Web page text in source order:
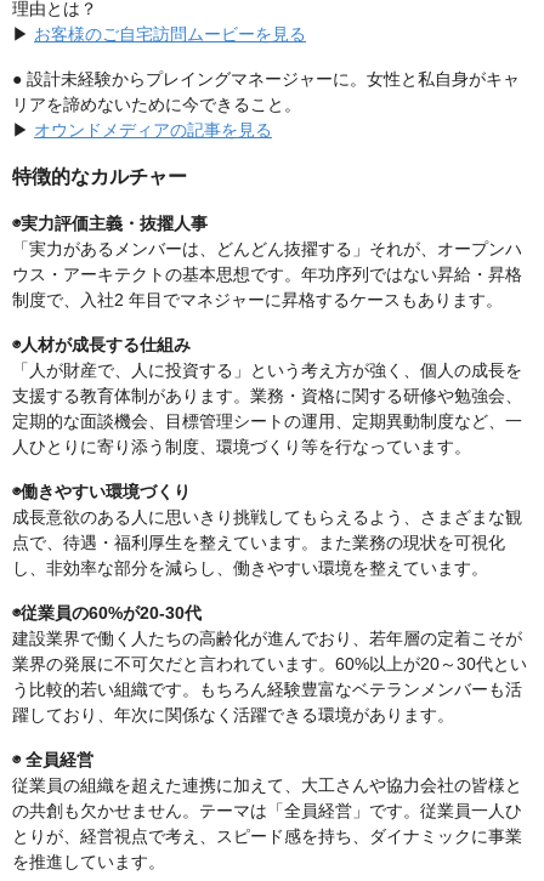
理由とは？
▶︎ お客様のご自宅訪問ムービーを見る
● 設計未経験からプレイングマネージャーに。女性と私自身がキャ
リアを諦めないために今できること。
▶︎ オウンドメディアの記事を見る
特徴的なカルチャー
◉実力評価主義・抜擢人事
「実力があるメンバーは、どんどん抜擢する」それが、オープンハ
ウス・アーキテクトの基本思想です。年功序列ではない昇給・昇格
制度で、入社2 年目でマネジャーに昇格するケースもあります。
◉人材が成長する仕組み
「人が財産で、人に投資する」という考え方が強く、個人の成長を
支援する教育体制があります。業務・資格に関する研修や勉強会、
定期的な面談機会、目標管理シートの運用、定期異動制度など、一
人ひとりに寄り添う制度、環境づくり等を行なっています。
◉働きやすい環境づくり
成長意欲のある人に思いきり挑戦してもらえるよう、さまざまな観
点で、待遇・福利厚生を整えています。また業務の現状を可視化
し、非効率な部分を減らし、働きやすい環境を整えています。
◉従業員の60%が20-30代
建設業界で働く人たちの高齢化が進んでおり、若年層の定着こそが
業界の発展に不可欠だと言われています。60%以上が20～30代とい
う比較的若い組織です。もちろん経験豊富なベテランメンバーも活
躍しており、年次に関係なく活躍できる環境があります。
◉ 全員経営
従業員の組織を超えた連携に加えて、大工さんや協力会社の皆様と
の共創も欠かせません。テーマは「全員経営」です。従業員一人ひ
とりが、経営視点で考え、スピード感を持ち、ダイナミックに事業
を推進しています。